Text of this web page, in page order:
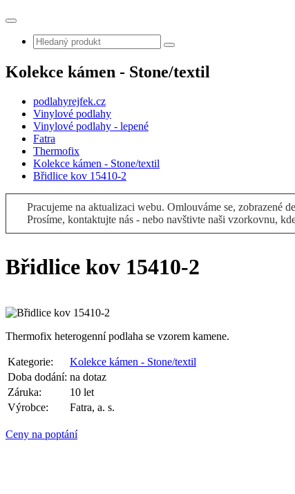
Kolekce kámen - Stone/textil
podlahyrejfek.cz
Vinylové podlahy
Vinylové podlahy - lepené
Fatra
Thermofix
Kolekce kámen - Stone/textil
Břidlice kov 15410-2
Pracujeme na aktualizaci webu. Omlouváme se, zobrazené
Prosíme, kontaktujte nás - nebo navštivte naši vzorkovnu,
Břidlice kov 15410-2
Thermofix heterogenní podlaha se vzorem kamene.
Kategorie:
Kolekce kámen - Stone/textil
Doba dodání: na dotaz
Záruka:
10 let
Výrobce:
Fatra, a. s.
Ceny na poptání